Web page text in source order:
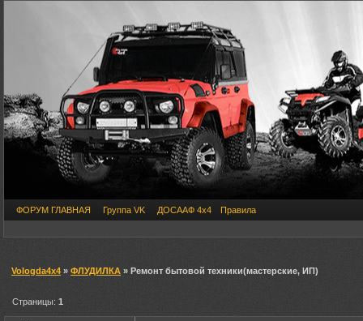
ФОРУМ ГЛАВНАЯ Группа VK ДОСААФ 4х4 Правила
Vologda4x4 » ФЛУДИЛКА » Ремонт бытовой техники(мастерские, ИП)
Страницы:1